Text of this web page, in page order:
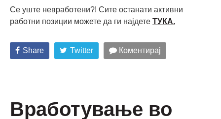
Се уште невработени?! Сите останати активни
работни позиции можете да ги најдете ТУКА.
Share Twitter Коментирај
Вработување во